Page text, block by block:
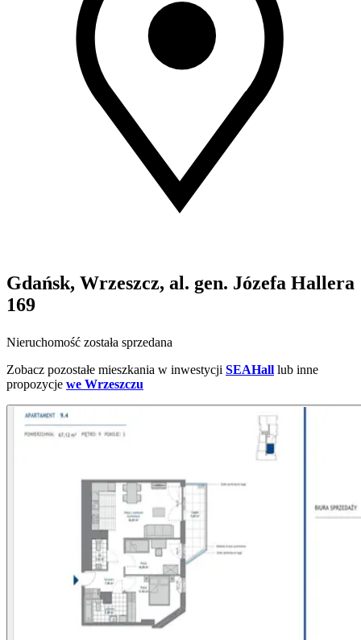
Gdańsk, Wrzeszcz, al. gen. Józefa Hallera
169
Nieruchomość została sprzedana
Zobacz pozostałe mieszkania w inwestycji SEAHall lub inne
propozycje we Wrzeszczu